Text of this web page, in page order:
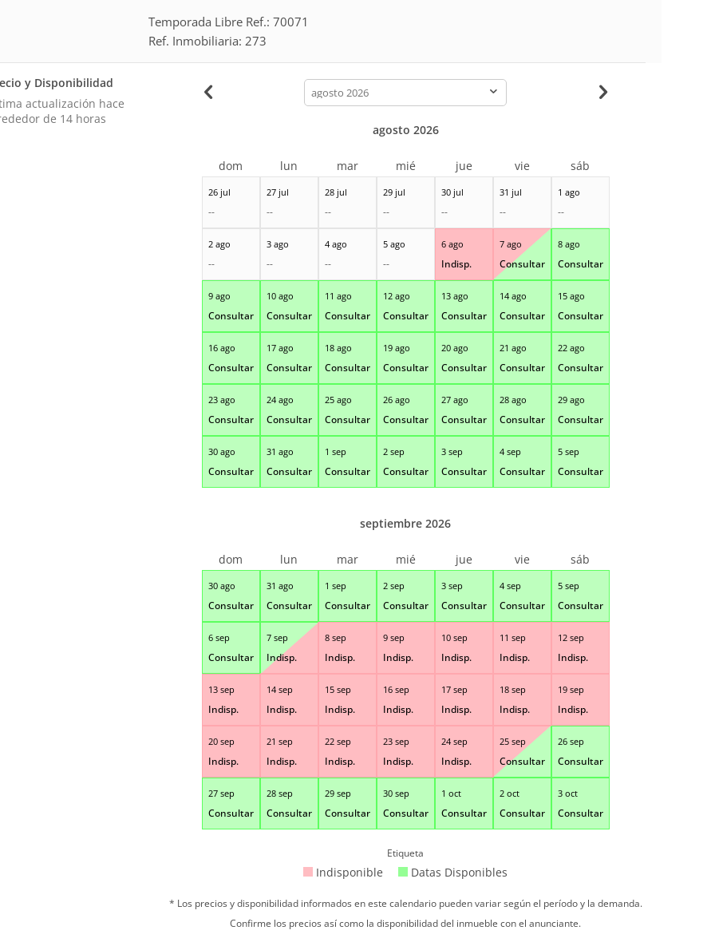
Temporada Libre Ref.: 70071
Ref. Inmobiliaria: 273
y Disponibilidad
actualización hace
de 14 horas
calendar-
month
26 jul
--
27 jul
--
28 jul
--
29 jul
--
30 jul
--
31 jul
--
1 ago
--
2 ago
--
3 ago
--
4 ago
--
5 ago
--
6 ago
Indisp.
7 ago
Consultar
8 ago
Consultar
9 ago
Consultar
10 ago
Consultar
11 ago
Consultar
12 ago
Consultar
13 ago
Consultar
14 ago
Consultar
15 ago
Consultar
16 ago
Consultar
17 ago
Consultar
18 ago
Consultar
19 ago
Consultar
20 ago
Consultar
21 ago
Consultar
22 ago
Consultar
23 ago
Consultar
24 ago
Consultar
25 ago
Consultar
26 ago
Consultar
27 ago
Consultar
28 ago
Consultar
29 ago
Consultar
30 ago
Consultar
31 ago
Consultar
1 sep
Consultar
2 sep
Consultar
3 sep
Consultar
4 sep
Consultar
5 sep
Consultar
agosto 2026
dom lun mar mié jue vie sáb
30 ago
Consultar
31 ago
Consultar
1 sep
Consultar
2 sep
Consultar
3 sep
Consultar
4 sep
Consultar
5 sep
Consultar
6 sep
Consultar
7 sep
Indisp.
8 sep
Indisp.
9 sep
Indisp.
10 sep
Indisp.
11 sep
Indisp.
12 sep
Indisp.
13 sep
Indisp.
14 sep
Indisp.
15 sep
Indisp.
16 sep
Indisp.
17 sep
Indisp.
18 sep
Indisp.
19 sep
Indisp.
20 sep
Indisp.
21 sep
Indisp.
22 sep
Indisp.
23 sep
Indisp.
24 sep
Indisp.
25 sep
Consultar
26 sep
Consultar
27 sep
Consultar
28 sep
Consultar
29 sep
Consultar
30 sep
Consultar
1 oct
Consultar
2 oct
Consultar
3 oct
Consultar
septiembre 2026
dom lun mar mié jue vie sáb
Etiqueta
Indisponible Datas Disponibles
* Los precios y disponibilidad informados en este calendario pueden variar según el período y la demanda.
Confirme los precios así como la disponibilidad del inmueble con el anunciante.